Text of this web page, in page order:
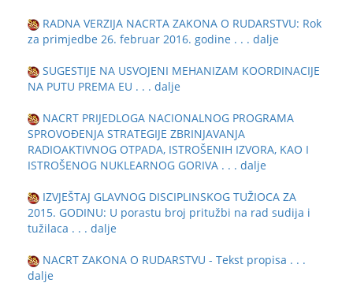
RADNA VERZIJA NACRTA ZAKONA O RUDARSTVU: Rok
za primjedbe 26. februar 2016. godine . . . dalje
SUGESTIJE NA USVOJENI MEHANIZAM KOORDINACIJE
NA PUTU PREMA EU . . . dalje
NACRT PRIJEDLOGA NACIONALNOG PROGRAMA
SPROVOĐENJA STRATEGIJE ZBRINJAVANJA
RADIOAKTIVNOG OTPADA, ISTROŠENIH IZVORA, KAO I
ISTROŠENOG NUKLEARNOG GORIVA . . . dalje
IZVJEŠTAJ GLAVNOG DISCIPLINSKOG TUŽIOCA ZA
2015. GODINU: U porastu broj pritužbi na rad sudija i
tužilaca . . . dalje
NACRT ZAKONA O RUDARSTVU - Tekst propisa . . .
dalje